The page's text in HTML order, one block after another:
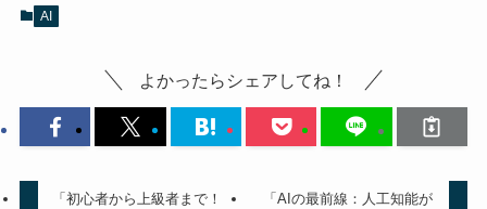
AI
よかったらシェアしてね！
「初心者から上級者まで！
「AIの最前線：人工知能が